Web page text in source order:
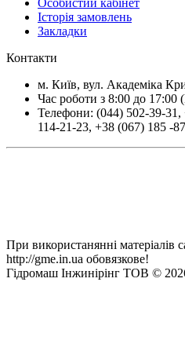
Історія замовлень
Закладки
Контакти
м. Київ, вул. Академіка
Час роботи з 8:00 до
Телефони: (044) 502-39-31 ,
114-21-23, +38 (067) 185 -
При використанянні матеріалів
http://gme.in.ua обовязкове!
Гідромаш Інжинірінг ТОВ ©